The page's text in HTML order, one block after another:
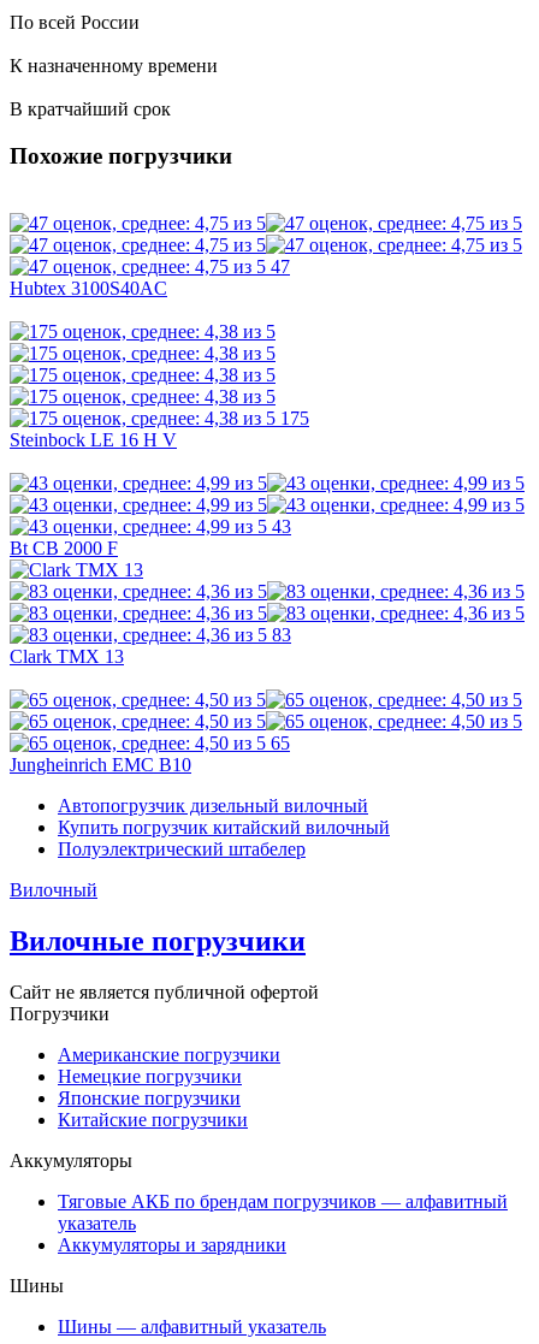
По всей России
К назначенному времени
В кратчайший срок
Похожие погрузчики
47
Hubtex 3100S40AC
175
Steinbock LE 16 H V
43
Bt CB 2000 F
83
Clark TMX 13
65
Jungheinrich EMC B10
Автопогрузчик дизельный вилочный
Купить погрузчик китайский вилочный
Полуэлектрический штабелер
Вилочный
Вилочные погрузчики
Сайт не является публичной офертой
Погрузчики
Американские погрузчики
Немецкие погрузчики
Японские погрузчики
Китайские погрузчики
Аккумуляторы
Тяговые АКБ по брендам погрузчиков — алфавитный
указатель
Аккумуляторы и зарядники
Шины
Шины — алфавитный указатель